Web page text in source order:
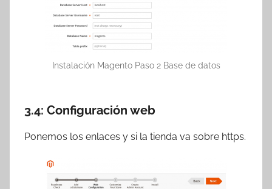
Instalación Magento Paso 2 Base de datos
3.4: Configuración web
Ponemos los enlaces y si la tienda va sobre https.